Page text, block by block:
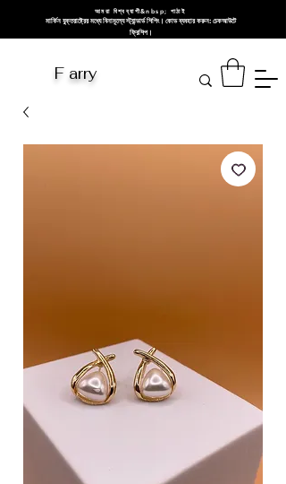
আমরা বিশ্বব্যাপী&nbsp; পাঠাই
মার্কিন যুক্তরাষ্ট্রের মধ্যে বিনামূল্যে স্ট্যান্ডার্ড শিপিং। কোড ব্যবহার করুন: চেকআউটে
ফ্রিশিপ।
F arry